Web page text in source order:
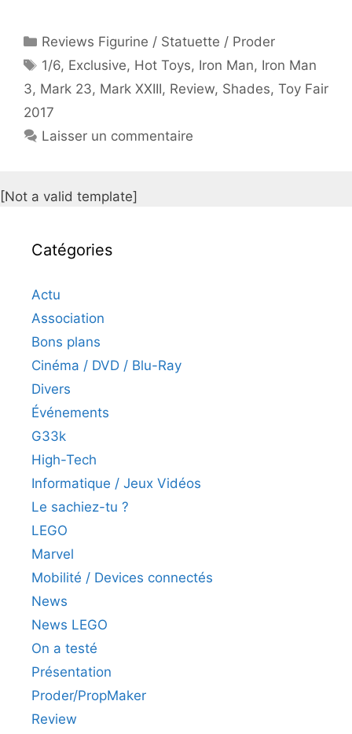
Catégories
Reviews Figurine / Statuette / Proder
Étiquettes
1/6, Exclusive, Hot Toys, Iron Man, Iron Man
3, Mark 23, Mark XXIII, Review, Shades, Toy Fair
2017
Laisser un commentaire
[Not a valid template]
Catégories
Actu
Association
Bons plans
Cinéma / DVD / Blu-Ray
Divers
Événements
G33k
High-Tech
Informatique / Jeux Vidéos
Le sachiez-tu ?
LEGO
Marvel
Mobilité / Devices connectés
News
News LEGO
On a testé
Présentation
Proder/PropMaker
Review